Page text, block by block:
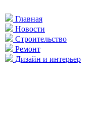
Главная
Новости
Строительство
Ремонт
Дизайн и интерьер